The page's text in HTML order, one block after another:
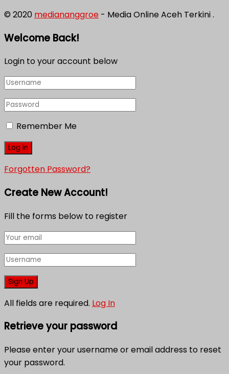
© 2020 mediananggroe - Media Online Aceh Terkini .
Welcome Back!
Login to your account below
Remember Me
Forgotten Password?
Create New Account!
Fill the forms below to register
All fields are required. Log In
Retrieve your password
Please enter your username or email address to reset
your password.